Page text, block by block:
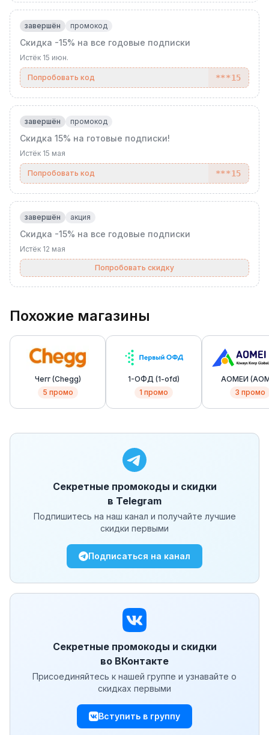
завершён промокод
Скидка -15% на все годовые подписки
Истёк 15 июн.
Попробовать код ***15
завершён промокод
Скидка 15% на готовые подписки!
Истёк 15 мая
Попробовать код ***15
завершён акция
Скидка -15% на все годовые подписки
Истёк 12 мая
Попробовать скидку
Похожие магазины
Чегг (Chegg)
5 промо
1-ОФД (1-ofd)
1 промо
АОМЕИ
3 промо
Секретные промокоды и скидки
в Telegram
Подпишитесь на наш канал и получайте лучшие
скидки первыми
Подписаться на канал
Секретные промокоды и скидки
во ВКонтакте
Присоединяйтесь к нашей группе и узнавайте о
скидках первыми
Вступить в группу